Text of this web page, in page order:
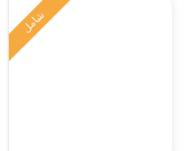
ش
ا
م
ل
ت
ر
ك
ي
ب